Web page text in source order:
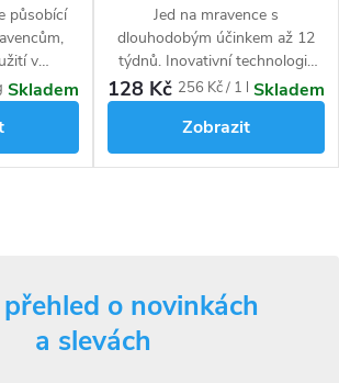
působící
v
těsné
terasy,
cesty,
Skladem
Jed na mravence s
dlouhodobým účinkem až 12
týdnů. Inovativní technologie
mikrokapslí umožňuje zničit
celou mravenčí kolonii. Při
kontaktu s přípravkem se
mikrokapsle na mravence přilepí
cestách apod.
128 Kč Měrná
256 Kč / 1 l Skladem
Zobrazit
o novinkách
a slevách